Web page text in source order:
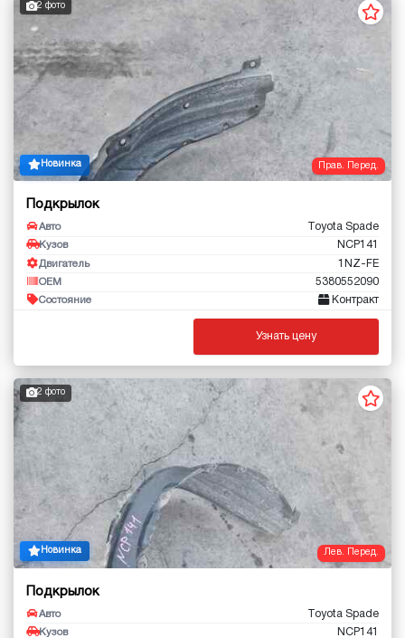
Прав. Перед.
2 фото
Новинка
Подкрылок
Авто Toyota Spade
Кузов NCP141
Двигатель 1NZ-FE
OEM 5380552090
Состояние Контракт
Узнать цену
Лев. Перед.
2 фото
Новинка
Подкрылок
Авто Toyota Spade
Кузов NCP141